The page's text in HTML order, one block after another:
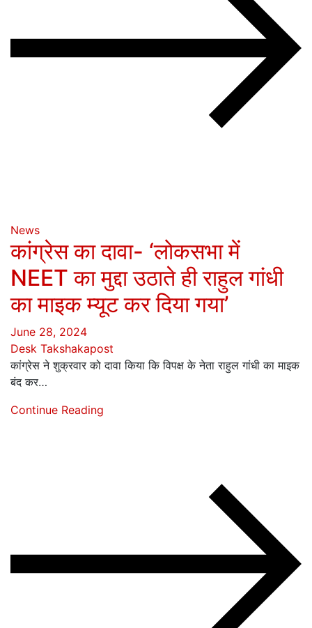
News
कांग्रेस का दावा- ‘लोकसभा में
NEET का मुद्दा उठाते ही राहुल गांधी
का माइक म्यूट कर दिया गया’
June 28, 2024
Desk Takshakapost
कांग्रेस ने शुक्रवार को दावा किया कि विपक्ष के नेता राहुल गांधी का माइक
बंद कर…
Continue Reading